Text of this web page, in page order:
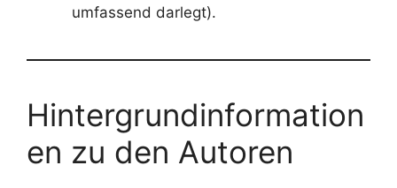
umfassend darlegt).
Hintergrundinformation
en zu den Autoren